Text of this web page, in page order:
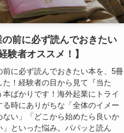
の前に必ず読んでおきたい
験者オススメ！】
前に必ず読んでおきたい本を、5冊
た！経験者の目から見て『当た
本ばかりです！海外起業にトライ
る時にありがちな「全体のイメー
ない」「どこから始めたら良いか
」といった悩み。パパッと読ん